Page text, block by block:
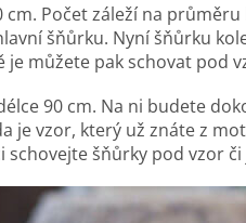
Počet záleží na
šňůrku. Nyní šňůrku
můžete pak schovat pod
90 cm. Na ni budete
je vzor, který už znáte z
schovejte šňůrky pod vzor